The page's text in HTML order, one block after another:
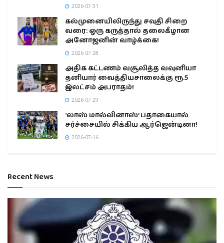
2026-07-31
கல்முனையிலிருந்து சவுதி சிறை
வரை: ஒரு கருத்தால் தலைகீழான
அனோஜனின் வாழ்க்கை!
2026-07-28
அதிக கட்டணம் வசூலித்த வவுனியா
தனியார் வைத்தியசாலைக்கு ரூ.5
இலட்சம் அபராதம்!
2026-07-29
‘லாஸ் மால்வினாஸ்’ பதாகையால்
சர்ச்சையில் சிக்கிய ஆர்ஜென்டினா!
2026-07-16
Recent News